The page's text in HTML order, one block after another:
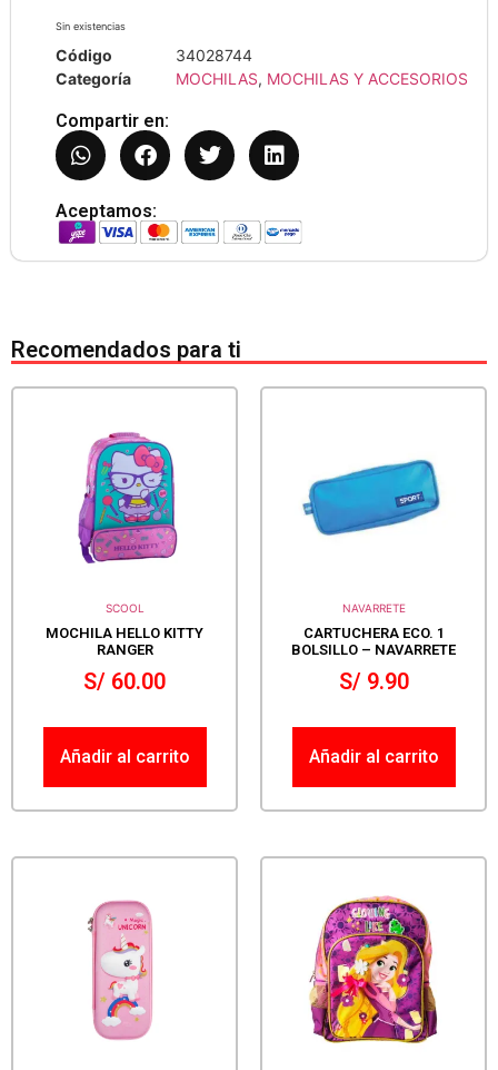
Sin existencias
Código
34028744
Categoría
MOCHILAS, MOCHILAS Y ACCESORIOS
Compartir en:
Aceptamos:
Recomendados para ti
SCOOL
MOCHILA HELLO KITTY
RANGER
S/ 60.00
Añadir al carrito
NAVARRETE
CARTUCHERA ECO. 1
BOLSILLO – NAVARRETE
S/9.90
Añadir al carrito